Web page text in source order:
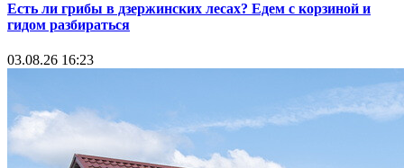
Есть ли грибы в дзержинских лесах? Едем с корзиной и
гидом разбираться
03.08.26 16:23